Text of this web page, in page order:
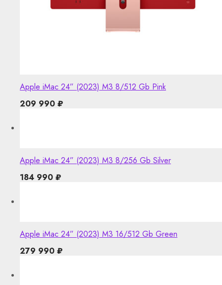
Apple iMac 24” (2023) M3 8/512 Gb Pink
209 990 ₽
Apple iMac 24” (2023) M3 8/256 Gb Silver
184 990 ₽
Apple iMac 24” (2023) M3 16/512 Gb Green
279 990 ₽